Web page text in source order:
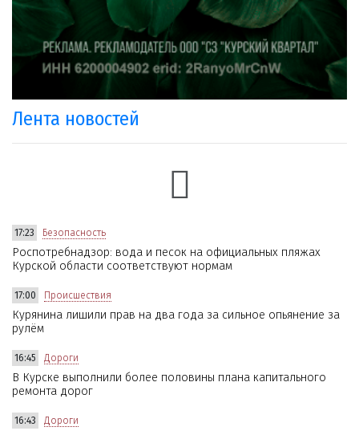
Лента новостей
17:23 Безопасность
Роспотребнадзор: вода и песок на официальных пляжах
Курской области соответствуют нормам
17:00 Происшествия
Курянина лишили прав на два года за сильное опьянение за
рулём
16:45 Дороги
В Курске выполнили более половины плана капитального
ремонта дорог
16:43 Дороги